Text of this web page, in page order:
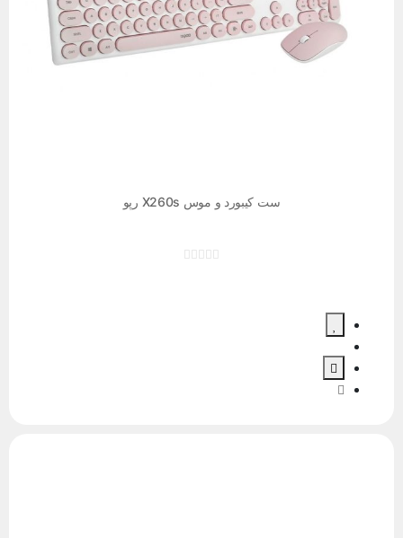
ست کیبورد و موس X260s رپو